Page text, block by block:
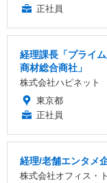
正社員
経理課長「プライ
商材総合商社」
株式会社ハピネット
東京都
正社員
経理/老舗エンタメ
株式会社オフィス・